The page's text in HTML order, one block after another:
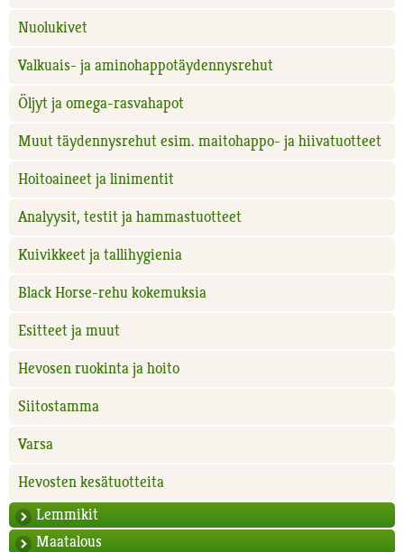
Nuolukivet
Valkuais- ja aminohappotäydennysrehut
Öljyt ja omega-rasvahapot
Muut täydennysrehut esim. maitohappo- ja hiivatuotteet
Hoitoaineet ja linimentit
Analyysit, testit ja hammastuotteet
Kuivikkeet ja tallihygienia
Black Horse-rehu kokemuksia
Esitteet ja muut
Hevosen ruokinta ja hoito
Siitostamma
Varsa
Hevosten kesätuotteita
Lemmikit
Maatalous